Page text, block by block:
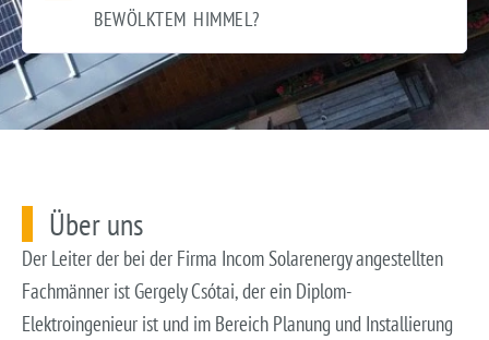
BEWÖLKTEM HIMMEL?
Über uns
Der Leiter der bei der Firma Incom Solarenergy angestellten
Fachmänner ist Gergely Csótai, der ein Diplom-
Elektroingenieur ist und im Bereich Planung und Installierung